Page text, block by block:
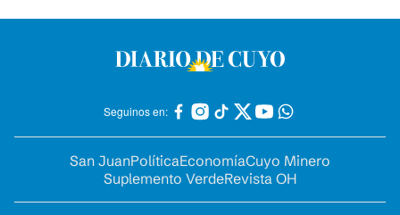
Seguinos en:
San JuanPolíticaEconomíaCuyo Minero
Suplemento VerdeRevista OH